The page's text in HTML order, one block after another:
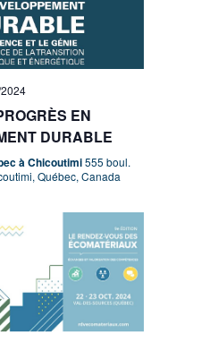
EN
DURABLE
à Chicoutimi555 boul.
Québec, Canada